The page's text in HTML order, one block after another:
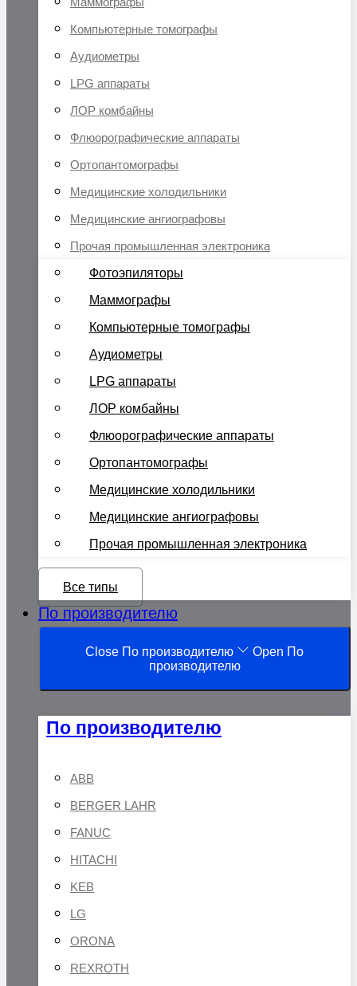
Компьютерные томографы
Аудиометры
LPG аппараты
ЛОР комбайны
Флюорографические аппараты
Ортопантомографы
Медицинские холодильники
Медицинские ангиографовы
Прочая промышленная электроника
Фотоэпиляторы
Маммографы
Компьютерные томографы
Аудиометры
LPG аппараты
ЛОР комбайны
Флюорографические аппараты
Ортопантомографы
Медицинские холодильники
Медицинские ангиографовы
Прочая промышленная электроника
Все типы
По производителю
Close По производителю
Open По
производителю
По производителю
ABB
BERGER LAHR
FANUC
HITACHI
KEB
LG
ORONA
REXROTH